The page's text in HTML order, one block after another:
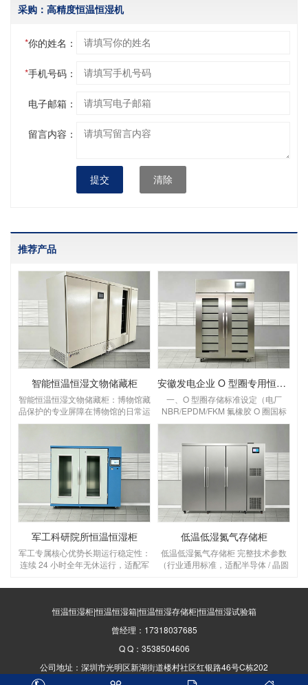
采购：高精度恒温恒湿机
*你的姓名：
*手机号码：
电子邮箱：
留言内容：
提交 清除
推荐产品
智能恒温恒湿文物储藏柜
智能恒温恒湿文物储藏柜：博物馆藏
品保护的专业屏障在博物馆的日常运
营中，文物的长期保存始终是核心课
等环境因素，会对纸质、木质、纺织
品、金属类文物造成不可逆的损害，
而智能恒温恒湿文物储藏柜，正是为
解决这一难题而生的专业设备，为博
物馆藏品构建起全天候、高精度的保
护屏障。一、核心功能：为文物打造
“稳定生态舱”博物馆文物的保存，对
的核心价值，
安徽发电企业 O 型圈专用恒温恒湿储存柜
一、O 型圈存储标准设定（电厂
NBR/EPDM/FKM 氟橡胶 O 圈国标
要求）设定温湿度：温度 18～
优选 20℃，控温精度 ±1℃，区间 5
～25℃，＞30℃橡胶加速老化变
硬、永久变形；＜5℃低温脆裂失
弹 湿度：45～55% RH，控湿 ±3%
橡胶吸水胀大；湿＜40% 密封圈干
裂O 型圈存放管理规范（
军工科研院所恒温恒湿柜
军工专属核心优势长期运行稳定性：
连续 24 小时全年无休运行，适配军
间歇使用；环境耐受更强：设备本身
稳定工作；数据溯源合规：完整温湿
量审核、国军标物料保管台账要求；
多重安全防护：防静电、防凝露、超
断；非标定制能力：可定制防爆型、
防磁型、低温款、车载移动军工恒温
低温低湿氮气存储柜
低温低湿氮气存储柜 完整技术参数
（行业通用标准，适配半导体 / 晶圆
湿度难＜30% RH 问题）一、核心温
范围：5～20℃（低温区可调）控温
≤±1℃ 湿度范围：1%～30% RH 可
调，低温稳定＜30% RH控湿精度：
气箱内氧
恒温恒湿柜|恒温恒湿箱|恒温恒湿存储柜|恒温恒湿试验箱
曾经理：17318037685
Q Q：3538504606
公司地址：深圳市光明区新湖街道楼村社区红银路46号C栋202